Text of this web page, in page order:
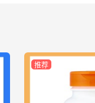
推荐
黑五海淘活动什
1